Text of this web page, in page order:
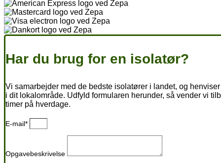
Har du brug for en isolatør?
Vi samarbejder med de bedste isolatører i landet, og
i dit lokalområde. Udfyld formularen herunder, så vender vi
timer på hverdage.
E-mail*
Opgavebeskrivelse